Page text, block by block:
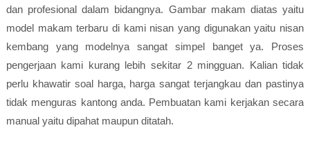
dan profesional dalam bidangnya. Gambar makam diatas yaitu
model makam terbaru di kami nisan yang digunakan yaitu nisan
kembang yang modelnya sangat simpel banget ya. Proses
pengerjaan kami kurang lebih sekitar 2 mingguan. Kalian tidak
perlu khawatir soal harga, harga sangat terjangkau dan pastinya
tidak menguras kantong anda. Pembuatan kami kerjakan secara
manual yaitu dipahat maupun ditatah.